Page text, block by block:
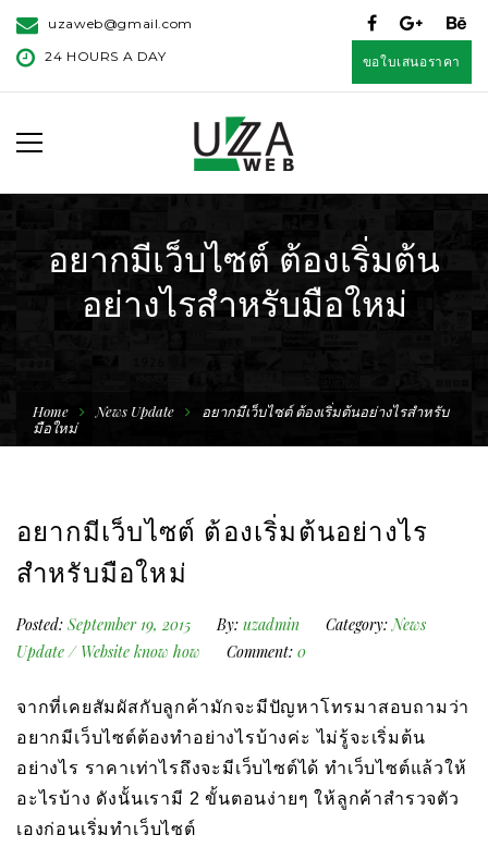
uzaweb@gmail.com
24 HOURS A DAY
ขอใบเสนอราคา
อยากมีเว็บไซต์ ต้องเริ่มต้น
อย่างไรสำหรับมือใหม่
Home News Update
อยากมีเว็บไซต์ ต้องเริ่มต้นอย่างไรสำหรับ
มือใหม่
อยากมีเว็บไซต์ ต้องเริ่มต้นอย่างไร
สำหรับมือใหม่
Posted: September 19, 2015 By: uzadmin Category: News
Update/ Website know how Comment: 0
จากที่เคยสัมผัสกับลูกค้ามักจะมีปัญหาโทรมาสอบถามว่า
อยากมีเว็บไซต์ต้องทำอย่างไรบ้างค่ะ ไม่รู้จะเริ่มต้น
อย่างไร ราคาเท่าไรถึงจะมีเว็บไซต์ได้ ทำเว็บไซต์แล้วให้
อะไรบ้าง ดังนั้นเรามี 2 ขั้นตอนง่ายๆ ให้ลูกค้าสำรวจตัว
เองก่อนเริ่มทำเว็บไซต์